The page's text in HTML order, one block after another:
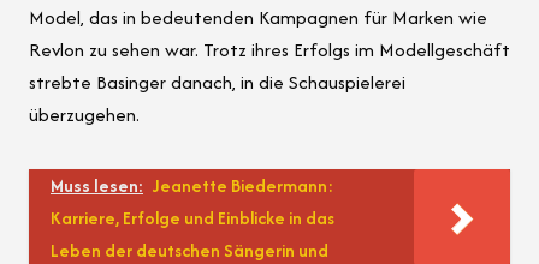
Model, das in bedeutenden Kampagnen für Marken wie
Revlon zu sehen war. Trotz ihres Erfolgs im Modellgeschäft
strebte Basinger danach, in die Schauspielerei
überzugehen.
Muss lesen: Jeanette Biedermann:
Karriere, Erfolge und Einblicke in das
Leben der deutschen Sängerin und